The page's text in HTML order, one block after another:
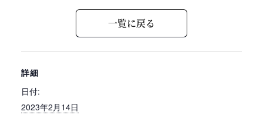
一覧に戻る
詳細
日付:
2023年2月14日